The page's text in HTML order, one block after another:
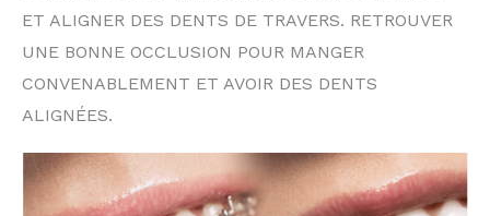
ET ALIGNER DES DENTS DE TRAVERS. RETROUVER
UNE BONNE OCCLUSION POUR MANGER
CONVENABLEMENT ET AVOIR DES DENTS
ALIGNÉES.